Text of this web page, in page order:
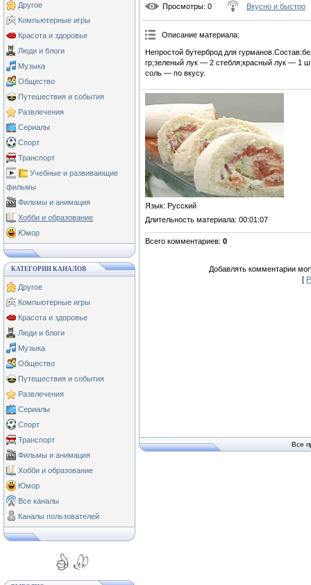
Другое
Компьютерные игры
Красота и здоровье
Люди и блоги
Музыка
Общество
Путешествия и события
Развлечения
Сериалы
Спорт
Транспорт
Учебные и развивающие
фильмы
Фильмы и анимация
Хобби и образование
Юмор
КАТЕГОРИИ КАНАЛОВ
Другое
Компьютерные игры
Красота и здоровье
Люди и блоги
Музыка
Общество
Путешествия и события
Развлечения
Сериалы
Спорт
Транспорт
Фильмы и анимация
Хобби и образование
Юмор
Все каналы
Каналы пользователей
Просмотры: 0 Вкусно и быстро
Описание материала:
Непростой бутерброд для
гр;зеленый лук — 2 стебля;красный лук — 1
соль — по вкусу.
Язык: Русский
Длительность материала: 00:01:07
Всего комментариев: 0
Добавлять комментарии
[
Все